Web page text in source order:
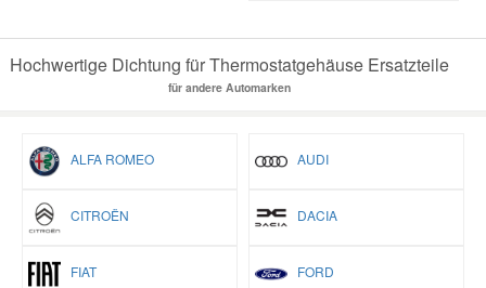
Hochwertige Dichtung für Thermostatgehäuse Ersatzteile
für andere Automarken
ALFA ROMEO AUDI
CITROËN DACIA
FIAT FORD